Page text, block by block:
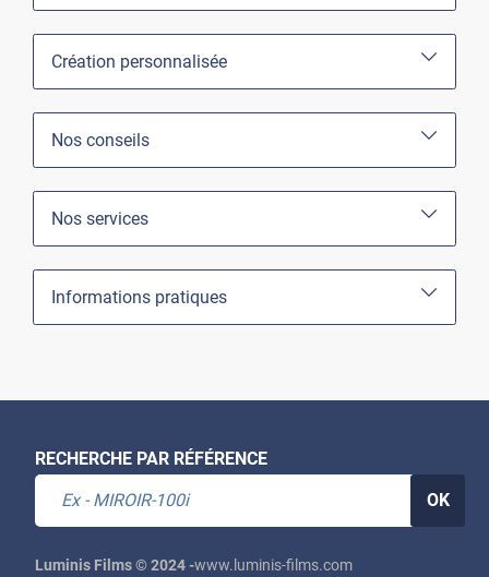
Création personnalisée
Nos conseils
Nos services
Informations pratiques
RECHERCHE PAR RÉFÉRENCE
OK
Luminis Films © 2024 -www.luminis-films.com